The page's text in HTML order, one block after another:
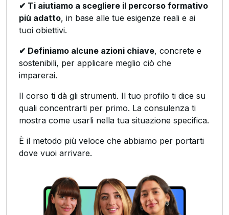
✔ Ti aiutiamo a scegliere il percorso formativo
più adatto, in base alle tue esigenze reali e ai
tuoi obiettivi.
✔ Definiamo alcune azioni chiave, concrete e
sostenibili, per applicare meglio ciò che
imparerai.
Il corso ti dà gli strumenti. Il tuo profilo ti dice su
quali concentrarti per primo. La consulenza ti
mostra come usarli nella tua situazione specifica.
È il metodo più veloce che abbiamo per portarti
dove vuoi arrivare.